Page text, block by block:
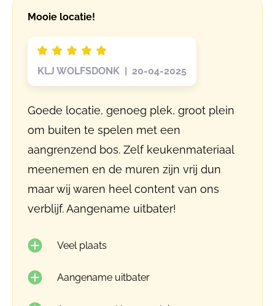
Mooie locatie!
KLJ WOLFSDONK | 20-04-2025
Goede locatie, genoeg plek, groot plein
om buiten te spelen met een
aangrenzend bos. Zelf keukenmateriaal
meenemen en de muren zijn vrij dun
maar wij waren heel content van ons
verblijf. Aangename uitbater!
Veel plaats
Aangename uitbater